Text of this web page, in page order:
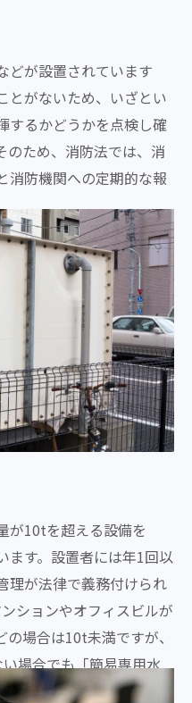
どが設置されています
とがないため、いざとい
するかどうかを点検し確
のため、消防法では、消
消防機関への定期的な報
が異なります。
が10tを超える設備を
ます。設置者には年1回以
理が法律で義務付けられ
ションやオフィスビルが
場合は10t未満ですが、
場合でも「簡易専用水
査の管理が必要です。